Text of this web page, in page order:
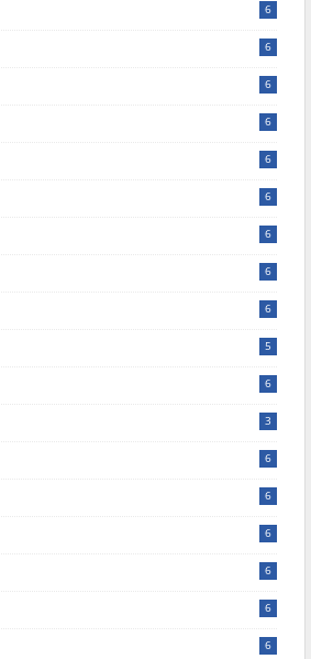
6
6
6
6
6
6
6
6
6
5
6
3
6
6
6
6
6
6